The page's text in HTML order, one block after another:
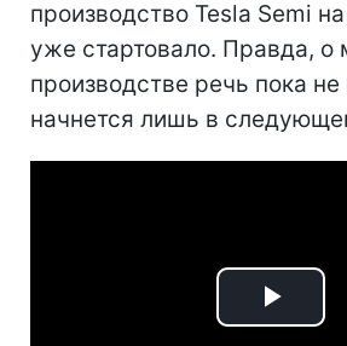
производство Tesla Semi
уже стартовало. Правда, о
производстве речь пока не
начнется лишь в
Play